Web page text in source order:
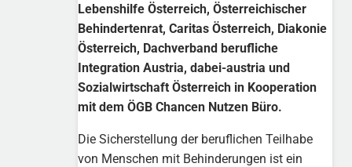
Lebenshilfe Österreich, Österreichischer
Behindertenrat, Caritas Österreich, Diakonie
Österreich, Dachverband berufliche
Integration Austria, dabei-austria und
Sozialwirtschaft Österreich in Kooperation
mit dem ÖGB Chancen Nutzen Büro.
Die Sicherstellung der beruflichen Teilhabe
von Menschen mit Behinderungen ist ein